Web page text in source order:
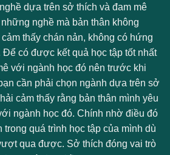
dựa trên sở thích và đam mê
nghề mà bản thân không
thấy chán nản, không có hứng
có được kết quả học tập tốt nhất
với ngành học đó nên trước khi
cần phải chọn ngành dựa trên sở
cảm thấy rằng bản thân mình yêu
ngành học đó. Chính nhờ điều đó
trong quá trình học tập của mình dù
qua được. Sở thích đóng vai trò